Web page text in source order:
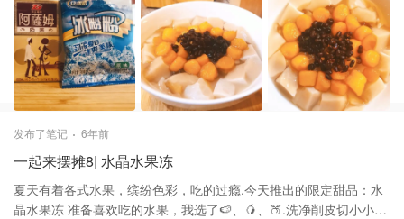
推出这款新甜品：珍珠芋圆奶茶冻 准备一盒阿萨姆奶茶，剪开一角
倒入锅中，开中火煮沸加入适量的白糖，倒入四分之一的冰粉粉，
用勺子不停搅拌至融化，然后关火倒入容器里放置冷却成形放入冰
箱冷藏，准备吃的时候用小刀子轻轻切块，加入刚煮好的芋圆、珍
珠，熬的蜜红豆，就可以开吃啦，还可以再加入冰奶茶或冰牛奶，
口感更润，冰凉舒服
发布了笔记 6年前
一起来摆摊8| 水晶水果冻
夏天有着各式水果，缤纷色彩，吃的过瘾.今天推出的限定甜品：水
晶水果冻 准备喜欢吃的水果，我选了🍉、🥭、🍑.洗净削皮切小小